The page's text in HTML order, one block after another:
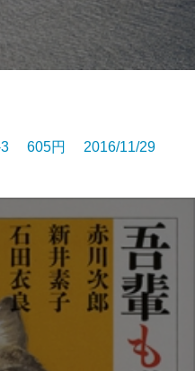
3 605円 2016/11/29